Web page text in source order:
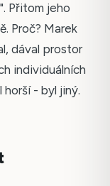
Přitom jeho
Proč? Marek
dával prostor
individuálních
- byl jiný.